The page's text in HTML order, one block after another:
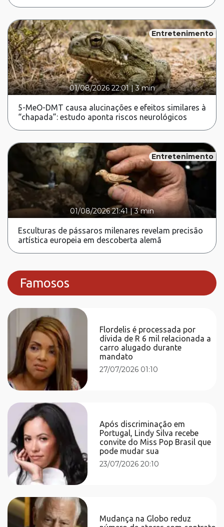
Entretenimento
01/08/2026 22:01|3 min
5-MeO-DMT causa alucinações e efeitos similares à
“chapada”: estudo aponta riscos neurológicos
Entretenimento
01/08/2026 21:41 |3 min
Esculturas de pássaros milenares revelam precisão
artística europeia em descoberta alemã
Famosos
Flordelis é processada por
dívida de R 6 mil relacionada a
carro alugado durante
mandato
27/07/2026 01:10
Após discriminação em
Portugal, Lindy Silva recebe
convite do Miss Pop Brasil que
pode mudar sua
23/07/2026 20:10
Mudança na Globo reduz